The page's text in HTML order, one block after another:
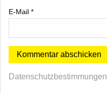
E-Mail *
Datenschutzbestimmungen